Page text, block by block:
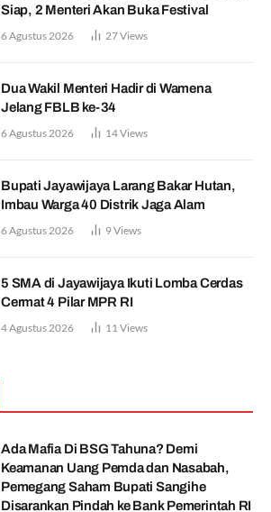
Siap, 2 Menteri Akan Buka Festival
6 Agustus 2026 27Views
Dua Wakil Menteri Hadir di Wamena
Jelang FBLB ke-34
6 Agustus 2026 14Views
Bupati Jayawijaya Larang Bakar Hutan,
Imbau Warga 40 Distrik Jaga Alam
6 Agustus 2026 9Views
5 SMA di Jayawijaya Ikuti Lomba Cerdas
Cermat 4 Pilar MPR RI
4 Agustus 2026 11 Views
Ada Mafia Di BSG Tahuna? Demi
Keamanan Uang Pemda dan Nasabah,
Pemegang Saham Bupati Sangihe
Disarankan Pindah ke Bank Pemerintah RI